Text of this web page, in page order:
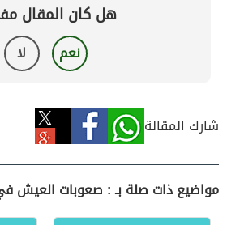
هل كان المقال
نعم لا
شارك المقالة
مواضيع ذات صلة بـ : صعوبات العيش